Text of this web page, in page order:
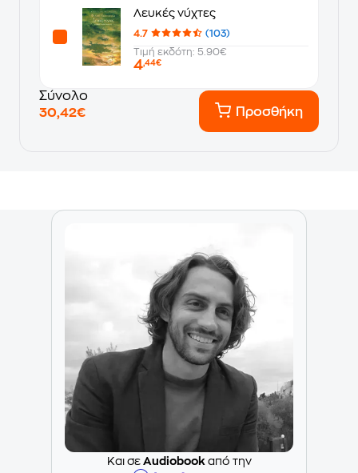
Λευκές νύχτες
4.7
(103)
Τιμή εκδότη: 5.90€
4,44€
Σύνολο
30,42€
Προσθήκη
Και σε Audiobookαπό την